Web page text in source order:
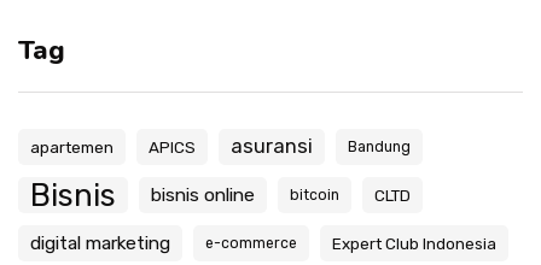
Tag
apartemen APICS asuransi Bandung
Bisnis bisnis online bitcoin CLTD
digital marketing e-commerce Expert Club Indonesia